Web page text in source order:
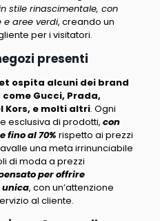
stile rinascimentale, con
e aree verdi, creando un
per i visitatori.
presenti
ospita alcuni dei brand
Gucci, Prada,
Kors, e molti altri. Ogni
esclusiva di prodotti, con
fino al 70% rispetto ai prezzi
una meta irrinunciabile
di moda a prezzi
per offrire
unica, con un’attenzione
al cliente.